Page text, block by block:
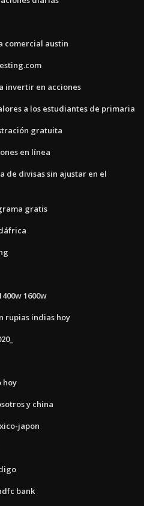
comercial austin
invertir en acciones
a los estudiantes de primaria
gratuita
en línea
de divisas sin ajustar en el
gratis
1600w
rupias indias hoy
hoy
y china
japon
bank